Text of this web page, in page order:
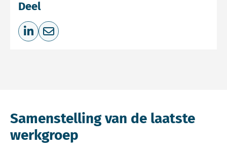
Deel
Deel op LinkedIn
Deel via e-mail
Samenstelling van de laatste
werkgroep